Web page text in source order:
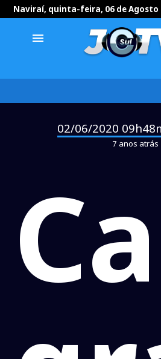
Naviraí, quinta-feira, 06 de Agosto
menu
02/06/2020
7 anos atrás